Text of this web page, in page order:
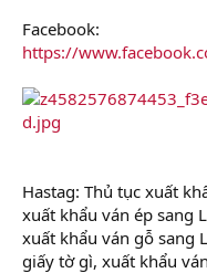
Facebook:
https://
Hastag: Thủ tục xuất
xuất khẩu ván ép sang
xuất khẩu ván gỗ sang
giấy tờ gì, xuất khẩu